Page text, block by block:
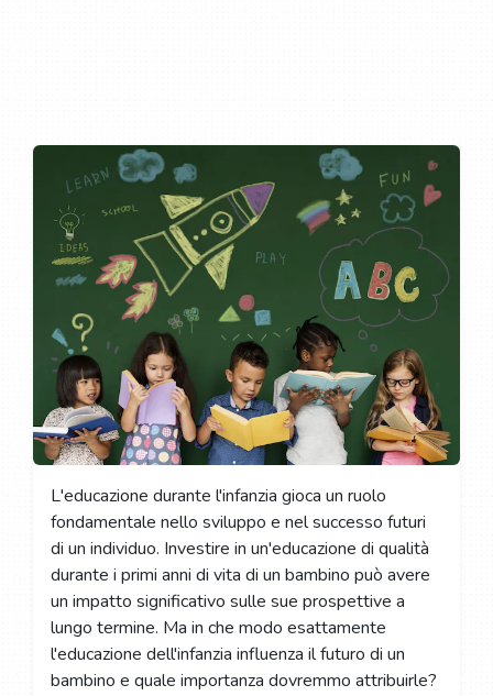
L'educazione durante l'infanzia gioca un ruolo
fondamentale nello sviluppo e nel successo futuri
di un individuo. Investire in un'educazione di qualità
durante i primi anni di vita di un bambino può avere
un impatto significativo sulle sue prospettive a
lungo termine. Ma in che modo esattamente
l'educazione dell'infanzia influenza il futuro di un
bambino e quale importanza dovremmo attribuirle?